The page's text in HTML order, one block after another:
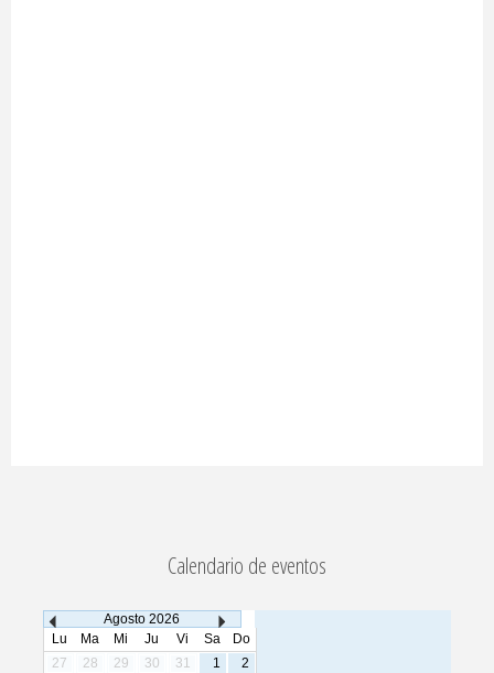
Calendario de eventos
Agosto 2026
Lu
Ma Mi Ju Vi Sa
Do
27
28 29 30 31 1
2